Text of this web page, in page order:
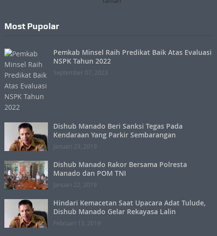
Most Pupolar
Pemkab Minsel Raih Predikat Baik Atas Evaluasi
NSPK Tahun 2022
September 07, 2023
Dishub Manado Beri Sanksi Tegas Pada
Kendaraan Yang Parkir Sembarangan
Januari 23, 2019
Dishub Manado Rakor Bersama Polresta
Manado dan POM TNI
Januari 22, 2019
Hindari Kemacetan Saat Upacara Adat Tulude,
Dishub Manado Gelar Rekayasa Lalin
Februari 13, 2019